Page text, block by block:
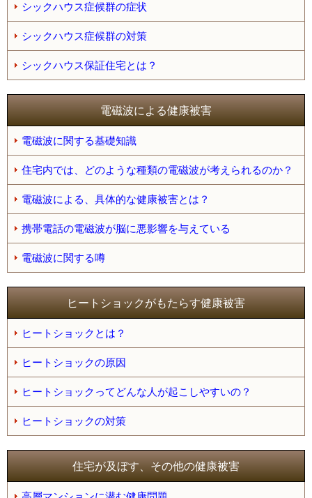
シックハウス症候群の症状
シックハウス症候群の対策
シックハウス保証住宅とは？
電磁波による健康被害
電磁波に関する基礎知識
住宅内では、どのような種類の電磁波が考えられるのか？
電磁波による、具体的な健康被害とは？
携帯電話の電磁波が脳に悪影響を与えている
電磁波に関する噂
ヒートショックがもたらす健康被害
ヒートショックとは？
ヒートショックの原因
ヒートショックってどんな人が起こしやすいの？
ヒートショックの対策
住宅が及ぼす、その他の健康被害